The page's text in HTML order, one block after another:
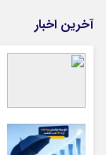
آخرین اخبار